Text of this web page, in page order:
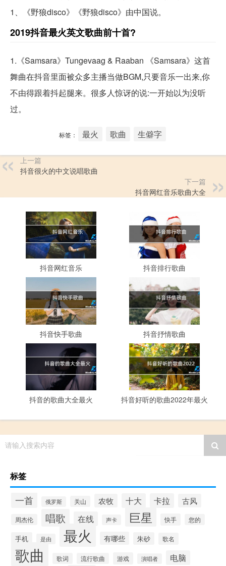
1、《野狼disco》《野狼disco》由中国说。
2019抖音最火英文歌曲前十首?
1.《Samsara》Tungevaag & Raaban 《Samsara》这首
舞曲在抖音里面被众多主播当做BGM,只要音乐一出来,你
不由得跟着抖起腿来。很多人惊讶的说:一开始以为没听
过。
标签： 最火 歌曲 生僻字
上一篇
抖音很火的中文说唱歌曲
下一篇
抖音网红音乐歌曲大全
抖音网红音乐 抖音排行歌曲
抖音快手歌曲 抖音抒情歌曲
抖音的歌曲大全最火 抖音好听的歌曲2022年最火
请输入搜索内容
标签
一首 俄罗斯 关山 农牧 十大 卡拉 古风
周杰伦 唱歌 在线 声卡 巨星 快手 您的
手机 是由 最火 有哪些 朱砂 歌名
歌曲 歌词 流行歌曲 游戏 演唱者 电脑